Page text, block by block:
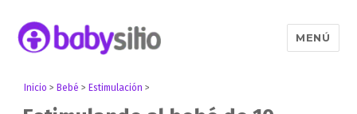
MENÚ
Inicio > Bebé > Estimulación >